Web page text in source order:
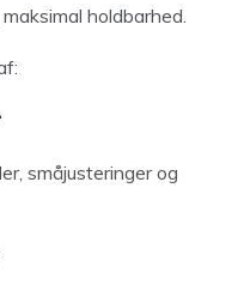
holdbarhed.
småjusteringer og